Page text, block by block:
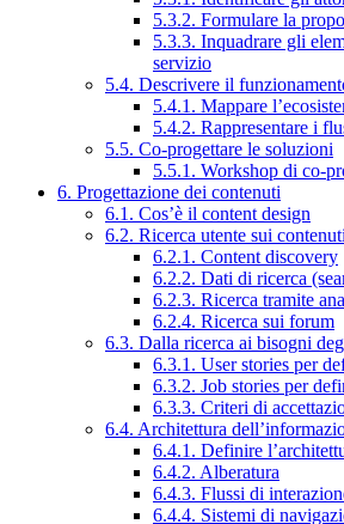
5.3.2. Formulare la
5.3.3. Inquadrare gli
servizio
5.4. Descrivere il
5.4.1. Mappare
5.4.2. Rappresentare i
5.5. Co-progettare le soluzioni
5.5.1. Workshop di co-
6. Progettazione dei contenuti
6.1. Cos’è il content design
6.2. Ricerca utente sui
6.2.1. Content discovery
6.2.2. Dati di ricerca
6.2.3. Ricerca tramite
6.2.4. Ricerca sui forum
6.3. Dalla ricerca ai bisogni
6.3.1. User stories per
6.3.2. Job stories per
6.3.3. Criteri di
6.4. Architettura
6.4.1. Definire
6.4.2. Alberatura
6.4.3. Flussi di
6.4.4. Sistemi di